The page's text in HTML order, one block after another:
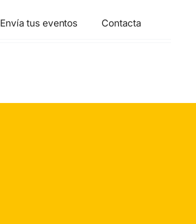
Envía tus eventos Contacta